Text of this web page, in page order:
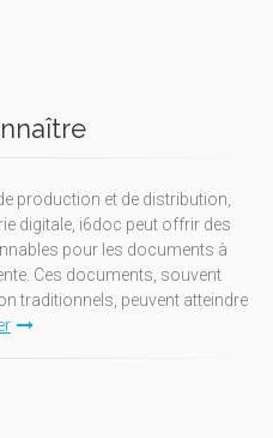
production et de distribution,
digitale, i6doc peut offrir des
pour les documents à
Ces documents, souvent
traditionnels, peuvent atteindre